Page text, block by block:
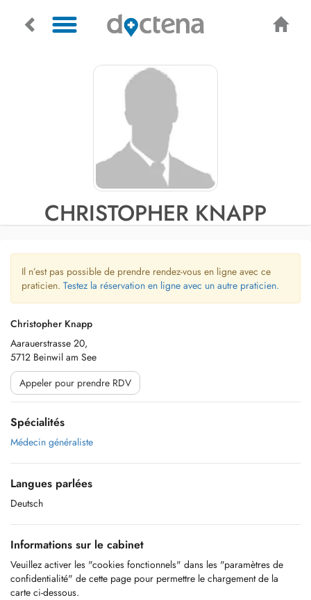
CHRISTOPHER KNAPP
Il n’est pas possible de prendre rendez-vous en ligne avec ce
praticien. Testez la réservation en ligne avec un autre praticien.
Christopher Knapp
Aarauerstrasse 20,
5712 Beinwil am See
Appeler pour prendre RDV
Spécialités
Médecin généraliste
Langues parlées
Deutsch
Informations sur le cabinet
Veuillez activer les "cookies fonctionnels" dans les "paramètres de
confidentialité" de cette page pour permettre le chargement de la
carte ci-dessous.